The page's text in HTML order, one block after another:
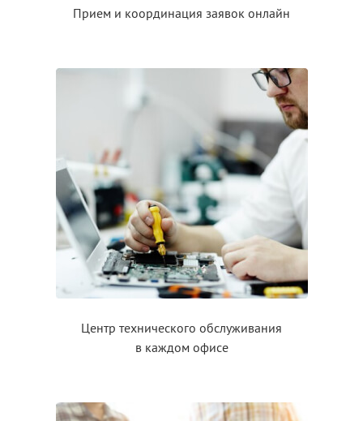
Прием и координация заявок онлайн
Центр технического обслуживания
в каждом офисе